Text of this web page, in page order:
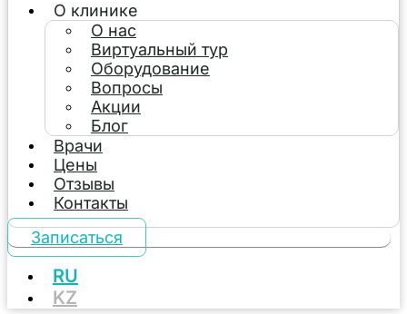
О клинике
О нас
Виртуальный тур
Оборудование
Вопросы
Акции
Блог
Врачи
Цены
Отзывы
Контакты
Записаться
RU
KZ